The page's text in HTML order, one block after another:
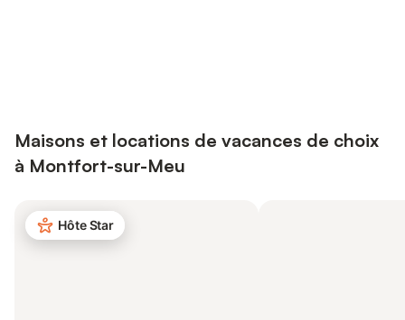
Maisons et locations de vacances de choix
à Montfort-sur-Meu
Hôte Star